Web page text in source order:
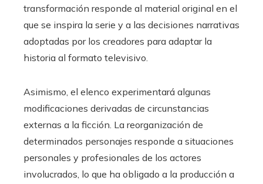
transformación responde al material original en el
que se inspira la serie y a las decisiones narrativas
adoptadas por los creadores para adaptar la
historia al formato televisivo.
Asimismo, el elenco experimentará algunas
modificaciones derivadas de circunstancias
externas a la ficción. La reorganización de
determinados personajes responde a situaciones
personales y profesionales de los actores
involucrados, lo que ha obligado a la producción a